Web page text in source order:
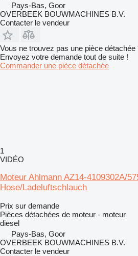
Pays-Bas, Goor
OVERBEEK BOUWMACHINES B.V.
Contacter le vendeur
Vous ne trouvez pas une pièce détachée
Envoyez votre demande tout de suite !
Commander une pièce détachée
1
VIDÉO
Moteur Ahlmann AZ14-4109302A/
Hose/Ladeluftschlauch
Prix sur demande
Pièces détachées de moteur - moteur
diesel
Pays-Bas, Goor
OVERBEEK BOUWMACHINES B.V.
Contacter le vendeur